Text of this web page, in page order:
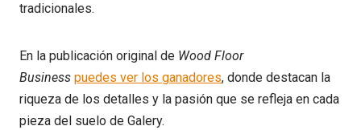
tradicionales.
En la publicación original de Wood Floor
Business puedes ver los ganadores, donde destacan la
riqueza de los detalles y la pasión que se refleja en cada
pieza del suelo de Galery.